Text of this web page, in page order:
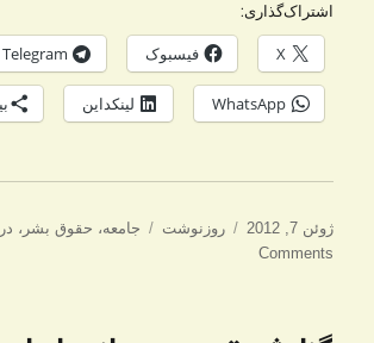
اشتراک‌گذاری:
X فیسبوک Telegram
WhatsApp لینکداین
ارسال
شده
ژوئن 7, 2012 دسته‌ها
روزنوشت برچسب‌ها
جامعه، حقوق بشر ،
Comments